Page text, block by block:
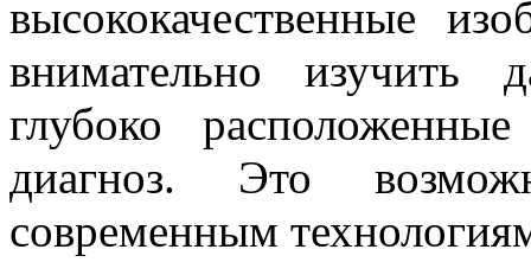
высококачественные
внимательно изучить
глубоко
диагноз. Это
современным